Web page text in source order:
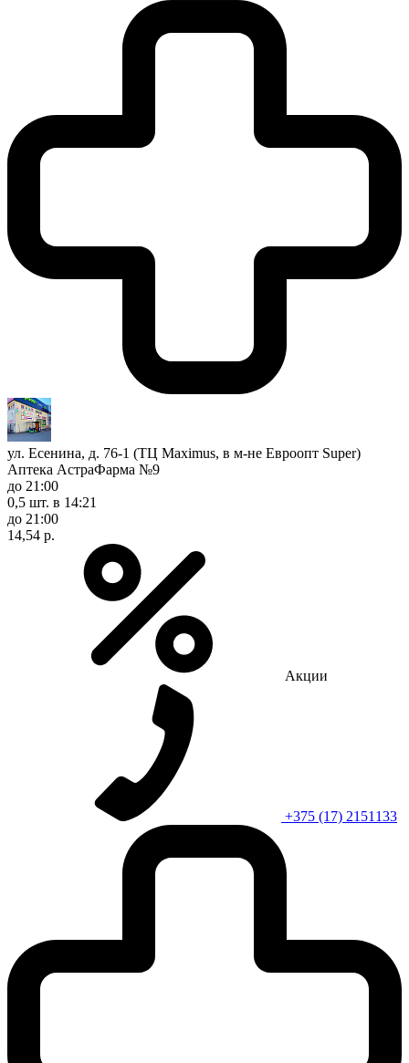
ул. Есенина, д. 76-1 (ТЦ Maximus, в м-не Евроопт Super)
Аптека АстраФарма №9
до 21:00
0,5 шт. в 14:21
до 21:00
14,54 р.
Акции
+375 (17) 2151133